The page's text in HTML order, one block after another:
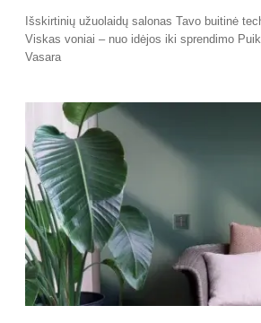
Išskirtinių užuolaidų salonas Tavo buitinė
Viskas voniai – nuo idėjos iki sprendimo
Vasara